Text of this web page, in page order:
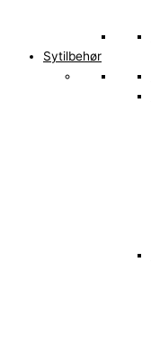
Sytilbehør